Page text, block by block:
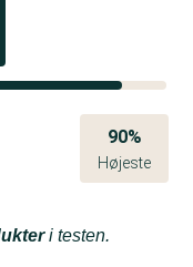
90%
Højeste
i testen.